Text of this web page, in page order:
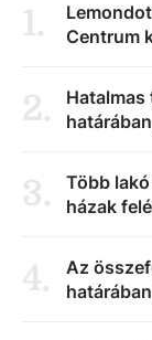
1.
Centrum
2.
Hatalmas
3.
Több
házak
4.
Az